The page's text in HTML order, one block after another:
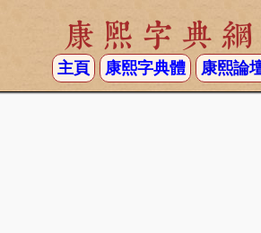
康熙字典網
主頁 康熙字典體 康熙論